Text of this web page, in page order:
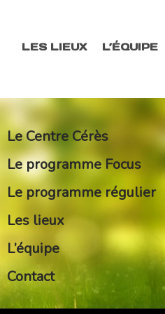
LES LIEUX L’ÉQUIPE
Le Centre Cérès
Le programme Focus
Le programme régulier
Les lieux
L’équipe
Contact